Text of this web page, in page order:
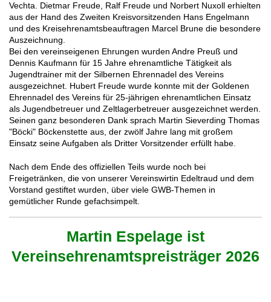
Vechta. Dietmar Freude, Ralf Freude und Norbert Nuxoll erhielten
aus der Hand des Zweiten Kreisvorsitzenden Hans Engelmann
und des Kreisehrenamtsbeauftragen Marcel Brune die besondere
Auszeichnung.
Bei den vereinseigenen Ehrungen wurden Andre Preuß und
Dennis Kaufmann für 15 Jahre ehrenamtliche Tätigkeit als
Jugendtrainer mit der Silbernen Ehrennadel des Vereins
ausgezeichnet. Hubert Freude wurde konnte mit der Goldenen
Ehrennadel des Vereins für 25-jährigen ehrenamtlichen Einsatz
als Jugendbetreuer und Zeltlagerbetreuer ausgezeichnet werden.
Seinen ganz besonderen Dank sprach Martin Sieverding Thomas
"Böcki" Böckenstette aus, der zwölf Jahre lang mit großem
Einsatz seine Aufgaben als Dritter Vorsitzender erfüllt habe.
Nach dem Ende des offiziellen Teils wurde noch bei
Freigetränken, die von unserer Vereinswirtin Edeltraud und dem
Vorstand gestiftet wurden, über viele GWB-Themen in
gemütlicher Runde gefachsimpelt.
Martin Espelage ist
Vereinsehrenamtspreisträger 2026